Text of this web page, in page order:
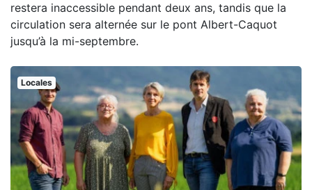
restera inaccessible pendant deux ans, tandis que la
circulation sera alternée sur le pont Albert-Caquot
jusqu’à la mi-septembre.
Locales